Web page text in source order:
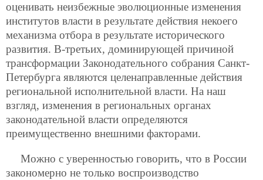
оценивать неизбежные эволюционные изменения
институтов власти в результате действия некоего
механизма отбора в результате исторического
развития. В-третьих, доминирующей причиной
трансформации Законодательного собрания Санкт-
Петербурга являются целенаправленные действия
региональной исполнительной власти. На наш
взгляд, изменения в региональных органах
законодательной власти определяются
преимущественно внешними факторами.
Можно с уверенностью говорить, что в России
закономерно не только воспроизводство